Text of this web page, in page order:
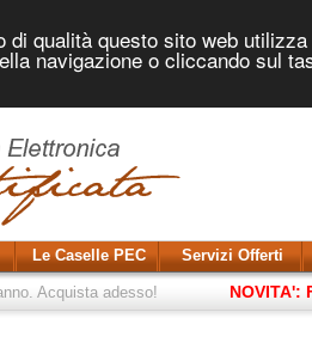
di qualità questo sito web
navigazione o cliccando sul
Le Caselle PEC Servizi Offerti
Acquista adesso! NOVITA':